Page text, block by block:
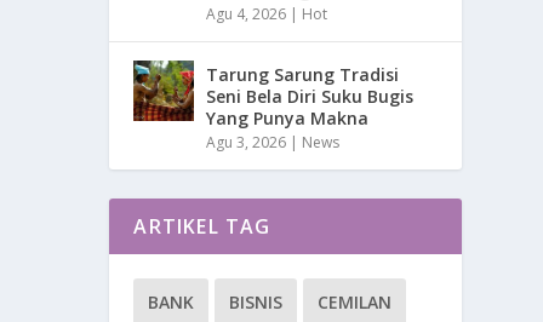
Agu 4, 2026 | Hot
Tarung Sarung Tradisi
Seni Bela Diri Suku Bugis
Yang Punya Makna
Agu 3, 2026 | News
ARTIKEL TAG
BANK BISNIS CEMILAN